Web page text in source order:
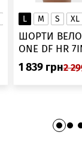
45.5
46
▲
L M S XL
ШОРТИ
ONE DF HR
DV9022-010
1 839 грн2